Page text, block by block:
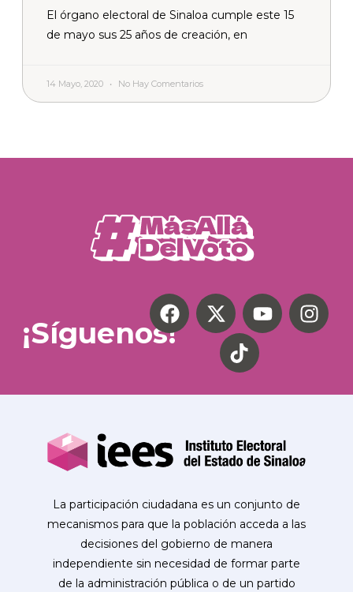
El órgano electoral de Sinaloa cumple este 15
de mayo sus 25 años de creación, en
14 Mayo, 2020 No Hay Comentarios
¡Síguenos!
La participación ciudadana es un conjunto de
mecanismos para que la población acceda a las
decisiones del gobierno de manera
independiente sin necesidad de formar parte
de la administración pública o de un partido